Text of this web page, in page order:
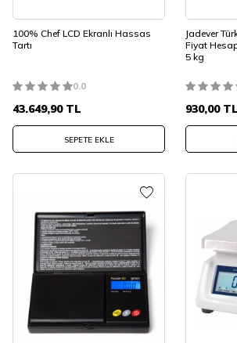
100% Chef LCD Ekranlı Hassas
Tartı
0.0
43.649,90TL
SEPETE EKLE
Jadever
Fiyat
5 kg
930,00TL